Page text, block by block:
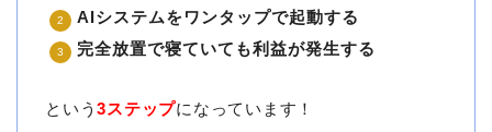
AIシステムをワンタップで起動する
完全放置で寝ていても利益が発生する
という3ステップになっています！